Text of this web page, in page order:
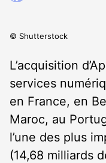
© Shutterstock
L’acquisition
services
en France, en
Maroc, au
l’une des plus
(14,68 milliards